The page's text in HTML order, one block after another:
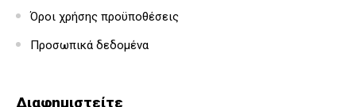
Όροι χρήσης προϋποθέσεις
Προσωπικά δεδομένα
Διαφημιστείτε